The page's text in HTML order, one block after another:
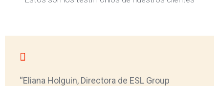
“Eliana Holguin, Directora de ESL Group